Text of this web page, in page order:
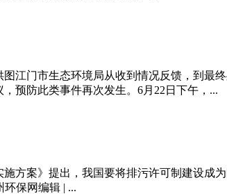
江门市生态环境局从收到情况反馈，到最
预防此类事件再次发生。6月22日下午，...
方案》提出，我国要将排污许可制建设
保网编辑 | ...